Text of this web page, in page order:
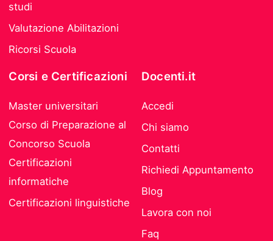
studi
Valutazione Abilitazioni
Ricorsi Scuola
Corsi e Certificazioni
Master universitari
Corso di Preparazione al
Concorso Scuola
Certificazioni
informatiche
Certificazioni linguistiche
Docenti.it
Accedi
Chi siamo
Contatti
Richiedi Appuntamento
Blog
Lavora con noi
Faq